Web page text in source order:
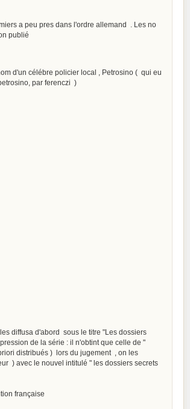
a peu pres dans l'ordre allemand . Les no
publié
d'un célébre policier local , Petrosino ( qui eu
par ferenczi )
diffusa d'abord sous le titre "Les dossiers
de la série : il n'obtint que celle de "
distribués ) lors du jugement , on les
) avec le nouvel intitulé " les dossiers secrets
française